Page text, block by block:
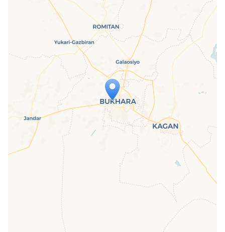
Travelers' Map is loading...
If you see this after your page is
loaded completely, leafletJS files are
missing.